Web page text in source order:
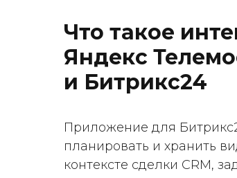
Что такое
Яндекс
и Битрикс24
Приложение для
планировать и хранить
контексте сделки CRM,